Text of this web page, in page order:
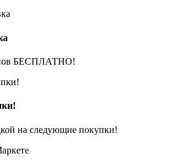
БЕСПЛАТНО!
на следующие покупки!